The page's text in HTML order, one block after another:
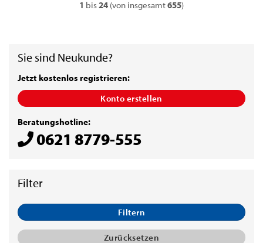
1 bis24 (von insgesamt655)
Sie sind Neukunde?
Jetzt kostenlos registrieren:
Konto erstellen
Beratungshotline:
0621 8779-555
Filtern
Zurücksetzen